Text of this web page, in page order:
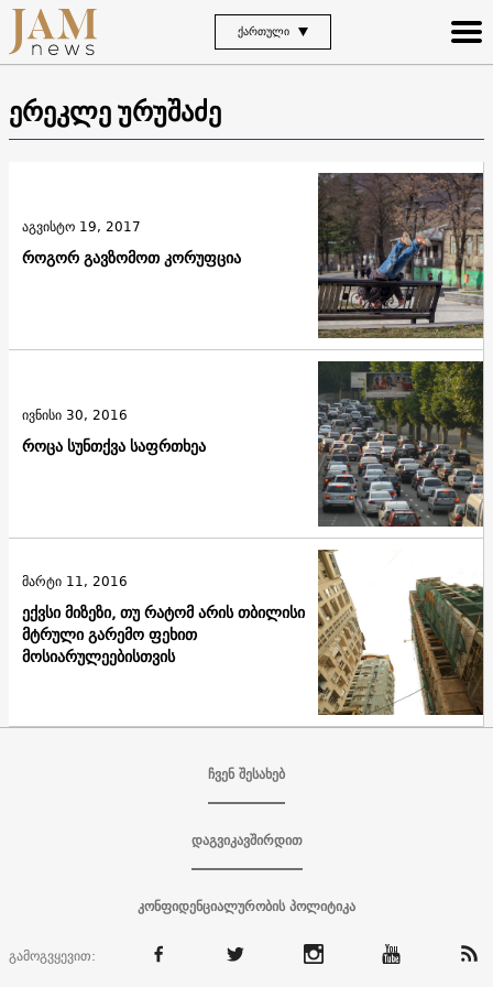
ᲥᲐᲠᲗᲣᲚᲘ
ერეკლე ურუშაძე
როგორ გავზომოთ კორუფცია
აგვისტო 19, 2017
როცა სუნთქვა საფრთხეა
ივნისი 30, 2016
ექვსი მიზეზი, თუ რატომ არის თბილისი
მტრული გარემო ფეხით
მოსიარულეებისთვის
მარტი 11, 2016
ჩვენ შესახებ
დაგვიკავშირდით
კონფიდენციალურობის პოლიტიკა
გამოგვყევით: